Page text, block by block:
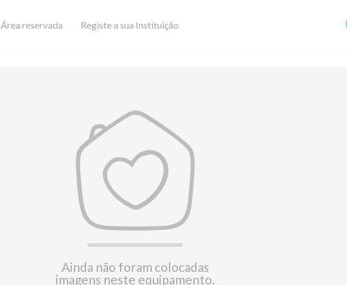
Área reservada Registe a sua Instituição
Ainda não foram colocadas
imagens neste equipamento.